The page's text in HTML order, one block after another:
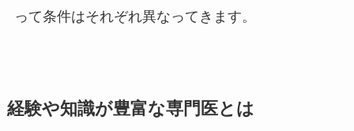
って条件はそれぞれ異なってきます。
経験や知識が豊富な専門医とは